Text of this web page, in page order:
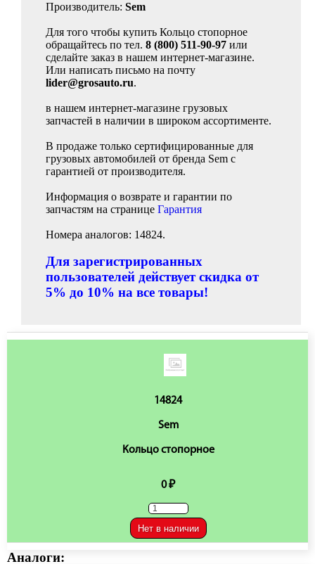
Производитель: Sem
Для того чтобы купить Кольцо стопорное
обращайтесь по тел. 8 (800) 511-90-97 или
сделайте заказ в нашем интернет-магазине.
Или написать письмо на почту
lider@grosauto.ru.
в нашем интернет-магазине грузовых
запчастей в наличии в широком ассортименте.
В продаже только сертифицированные для
грузовых автомобилей от бренда Sem с
гарантией от производителя.
Информация о возврате и гарантии по
запчастям на странице Гарантия
Номера аналогов: 14824.
Для зарегистрированных
пользователей действует скидка от
5% до 10% на все товары!
14824
Sem
Кольцо стопорное
0 ₽
Нет в наличии
Аналоги: